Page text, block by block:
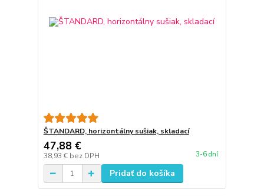
ŠTANDARD, horizontálny sušiak, skladací
47,88 €
38,93 € bez DPH 3-6 dní
Pridať do košíka